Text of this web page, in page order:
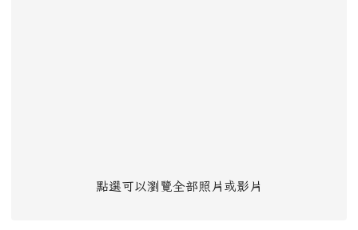
點選可以瀏覽全部照片或影片